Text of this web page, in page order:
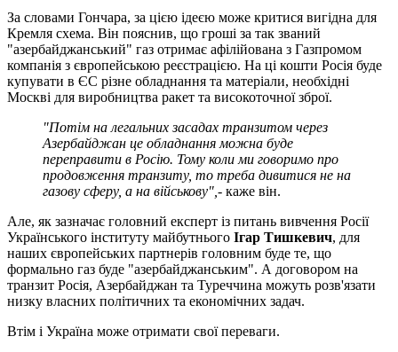
За словами Гончара, за цією ідеєю може критися вигідна для
Кремля схема. Він пояснив, що гроші за так званий
"азербайджанський" газ отримає афілійована з Газпромом
компанія з європейською реєстрацією. На ці кошти Росія буде
купувати в ЄС різне обладнання та матеріали, необхідні
Москві для виробництва ракет та високоточної зброї.
"Потім на легальних засадах транзитом через
Азербайджан це обладнання можна буде
переправити в Росію. Тому коли ми говоримо про
продовження транзиту, то треба дивитися не на
газову сферу, а на військову", - каже він.
Але, як зазначає головний експерт із питань вивчення Росії
Українського інституту майбутнього Ігар Тишкевич, для
наших європейських партнерів головним буде те, що
формально газ буде "азербайджанським". А договором на
транзит Росія, Азербайджан та Туреччина можуть розв'язати
низку власних політичних та економічних задач.
Втім і Україна може отримати свої переваги.